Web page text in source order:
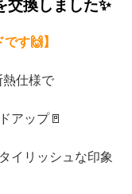
交換しました✨